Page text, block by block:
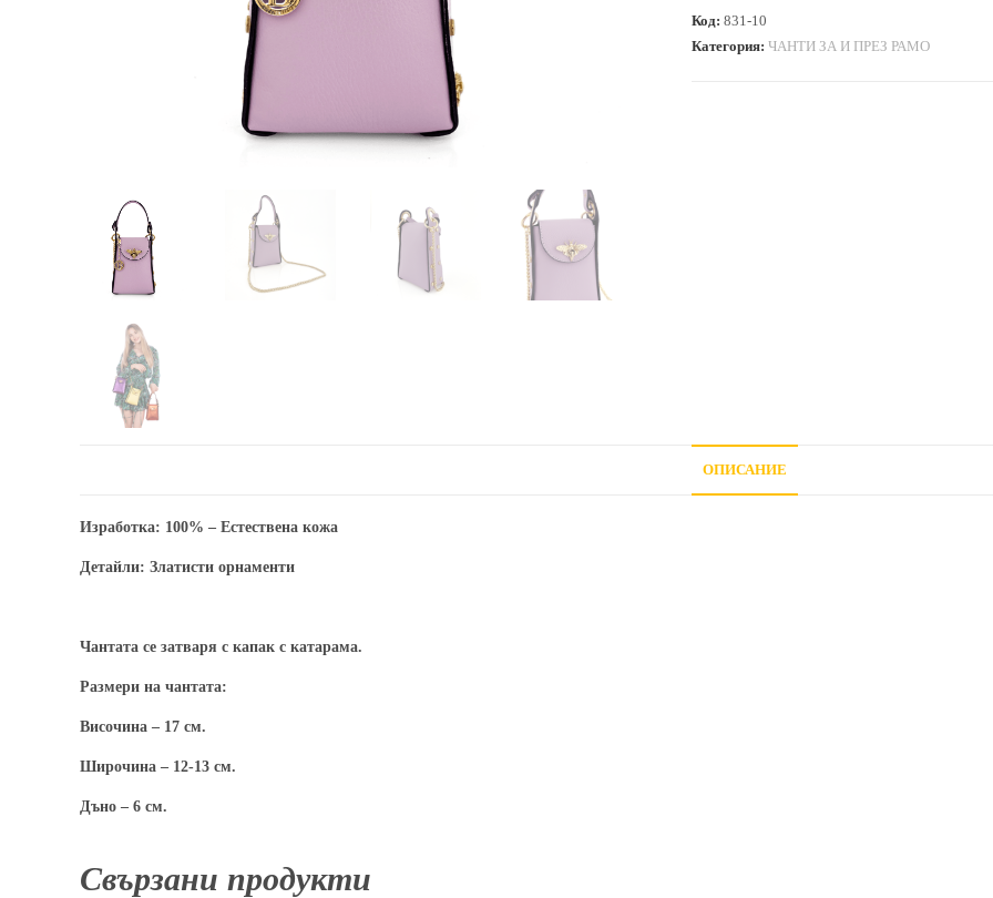
чантичка
с
Код: 831-10
Категория: ЧАНТИ ЗА И ПРЕЗ РАМО
ОПИСАНИЕ
Изработка: 100% – Естествена кожа
Детайли: Златисти орнаменти
Чантата се затваря с капак с катарама.
Размери на чантата:
Височина – 17 см.
Широчина – 12-13 см.
Дъно – 6 см.
Свързани продукти